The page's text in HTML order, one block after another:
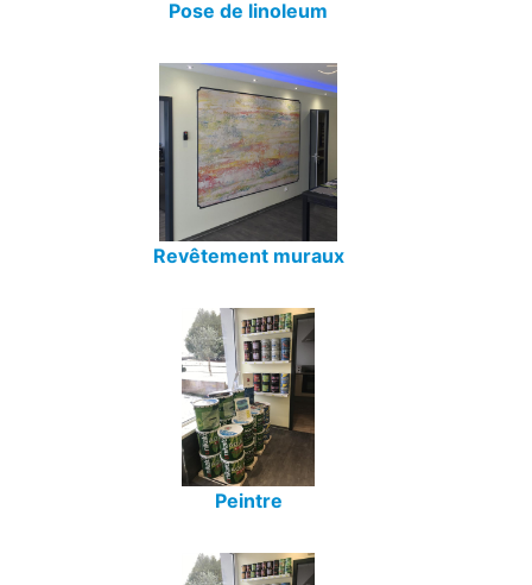
Pose de linoleum
Revêtement muraux
Peintre